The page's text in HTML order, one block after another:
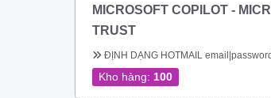
MICROSOFT COPILOT -
TRUST
ĐỊNH DẠNG HOTMAIL
Kho hàng: 100